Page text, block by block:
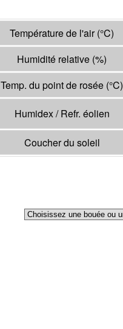
Température de l'air(°C)
Humidité relative (%)
Temp. du point de rosée (°C)
Humidex / Refr. éolien
Coucher du soleil